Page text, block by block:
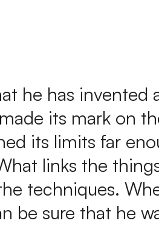
he has invented
its mark on
its limits far
links the
techniques.
be sure that he